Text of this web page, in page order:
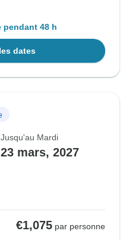
pendant 48 h
dates
Jusqu'au Mardi
23 mars, 2027
€1,075 par personne